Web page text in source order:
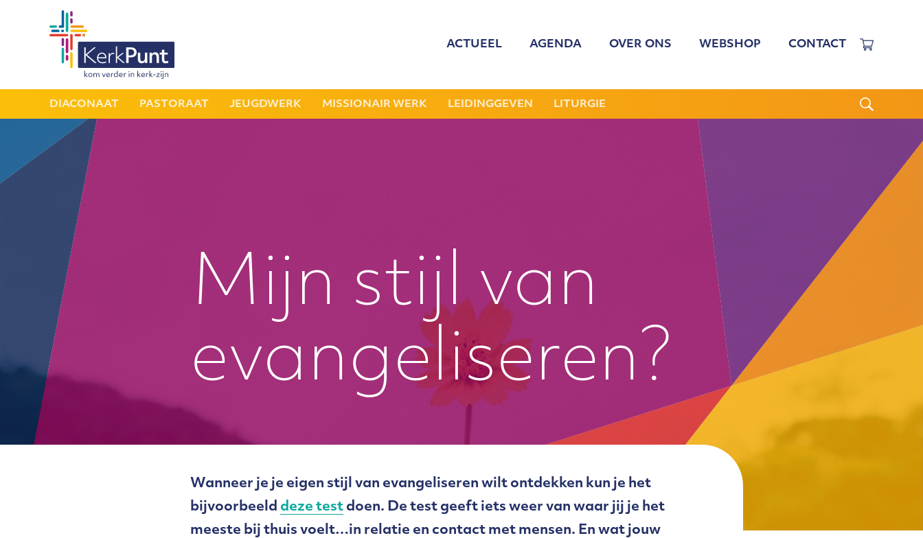
ACTUEEL AGENDA OVER ONS WEBSHOP CONTACT
DIACONAAT PASTORAAT JEUGDWERK MISSIONAIR WERK LEIDINGGEVEN LITURGIE
Mijn stijl van
evangeliseren?
Wanneer je je eigen stijl van evangeliseren wilt ontdekken kun je het
bijvoorbeeld deze test doen. De test geeft iets weer van waar jij je het
meeste bij thuis voelt…in relatie en contact met mensen. En wat jouw